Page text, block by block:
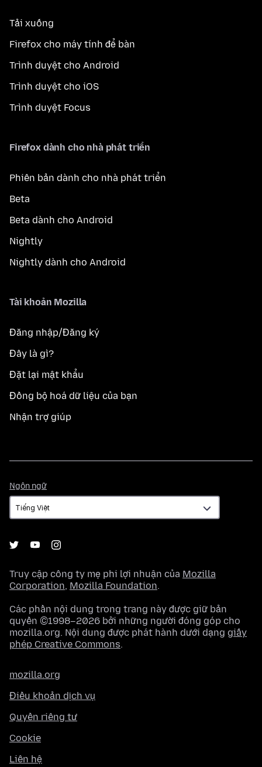
Tải xuống
Firefox cho máy tính để bàn
Trình duyệt cho Android
Trình duyệt cho iOS
Trình duyệt Focus
Firefox dành cho nhà phát triển
Phiên bản dành cho nhà phát triển
Beta
Beta dành cho Android
Nightly
Nightly dành cho Android
Tài khoản Mozilla
Đăng nhập/Đăng ký
Đây là gì?
Đặt lại mật khẩu
Đồng bộ hoá dữ liệu của bạn
Nhận trợ giúp
Ngôn ngữ
ngữ
Truy cập công ty mẹ phi lợi nhuận của Mozilla
Corporation, Mozilla Foundation.
Các phần nội dung trong trang này được giữ bản
quyền ©1998–2026 bởi những người đóng góp cho
mozilla.org. Nội dung được phát hành dưới dạng giấy
phép Creative Commons.
mozilla.org
Điều khoản dịch vụ
Quyền riêng tư
Cookie
Liên hệ